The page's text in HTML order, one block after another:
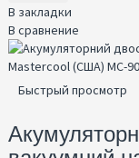
В закладки
В сравнение
Быстрый просмотр